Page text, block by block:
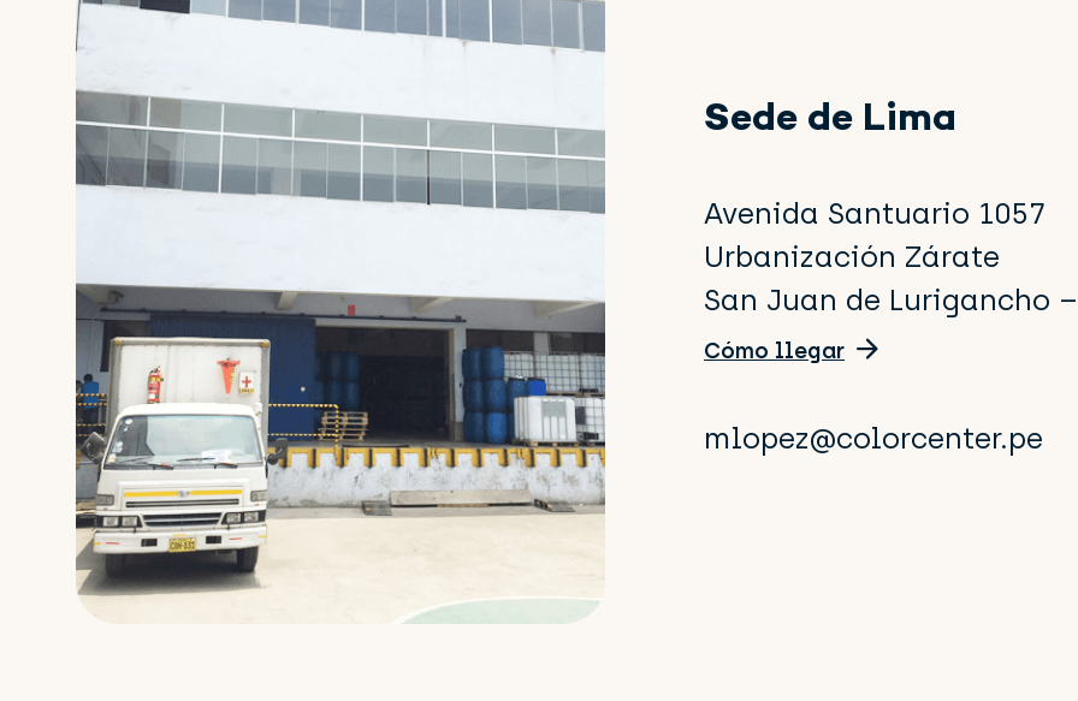
Sede de Lima
Avenida Santuario 1057
Urbanización Zárate
San Juan de Lurigancho
Cómo llegar
mlopez@colorcenter.pe